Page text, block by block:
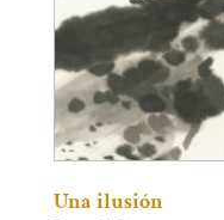
Una ilusión